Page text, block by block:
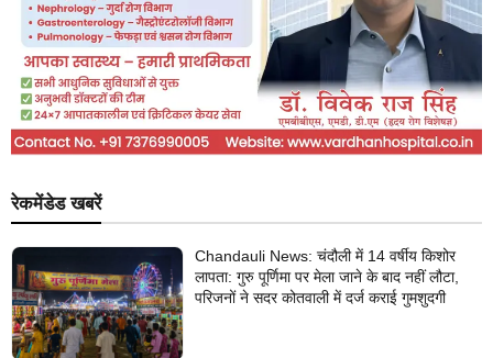
रेकमेंडेड खबरें
Chandauli News: चंदौली में 14 वर्षीय किशोर
लापता: गुरु पूर्णिमा पर मेला जाने के बाद नहीं लौटा,
परिजनों ने सदर कोतवाली में दर्ज कराई गुमशुदगी